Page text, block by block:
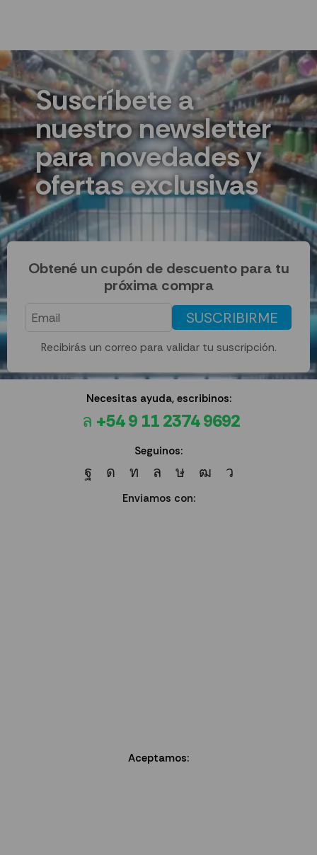
Suscríbete a
nuestro newsletter
para novedades y
ofertas exclusivas
Obtené un cupón de descuento para tu
próxima compra
SUSCRIBIRME
Recibirás un correo para validar tu suscripción.
Necesitas ayuda, escribinos:
+54 9 11 2374 9692
Seguinos:
Enviamos con:
Aceptamos: